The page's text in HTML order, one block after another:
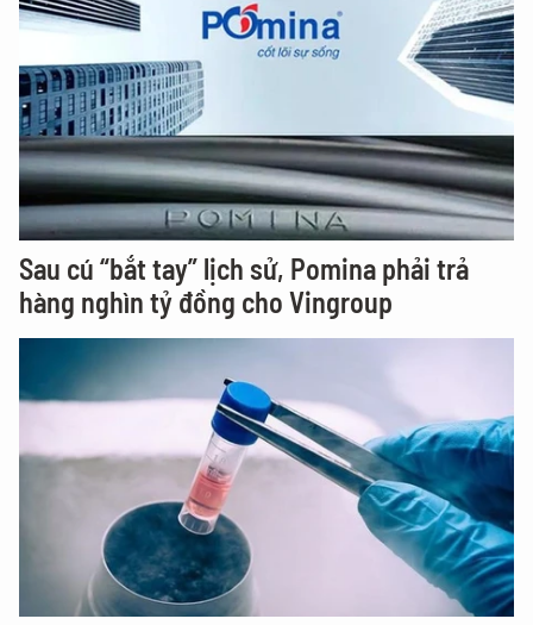
Sau cú “bắt tay” lịch sử, Pomina phải trả
hàng nghìn tỷ đồng cho Vingroup